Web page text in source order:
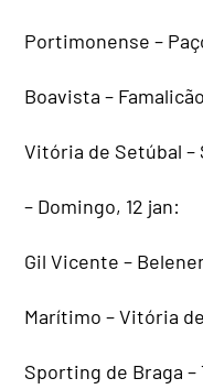
Portimonense –
Boavista –
Vitória de Setúbal
– Domingo, 12 jan:
Gil Vicente –
Marítimo – Vitória
Sporting de Braga –